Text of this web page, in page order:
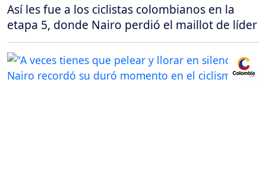
Así les fue a los ciclistas colombianos en la
etapa 5, donde Nairo perdió el maillot de líder